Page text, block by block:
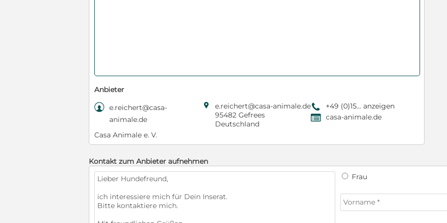
Anbieter
 e.reichert@casa-
animale.de
Casa Animale e. V.

e.reichert@casa-animale.de
95482 Gefrees
Deutschland
9 +49 (0)15... anzeigen
, casa-animale.de
Kontakt zum Anbieter aufnehmen
Frau